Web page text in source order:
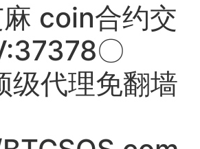
coin合约交
〇
级代理免翻墙